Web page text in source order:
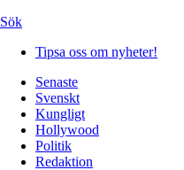
Sök
Tipsa oss om nyheter!
Senaste
Svenskt
Kungligt
Hollywood
Politik
Redaktion